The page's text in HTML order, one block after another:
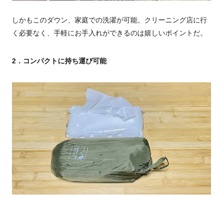
しかもこのダウン、家庭での洗濯が可能。クリーニング店に行
く必要なく、手軽にお手入れができるのは嬉しいポイントだ。
2．コンパクトに持ち運び可能